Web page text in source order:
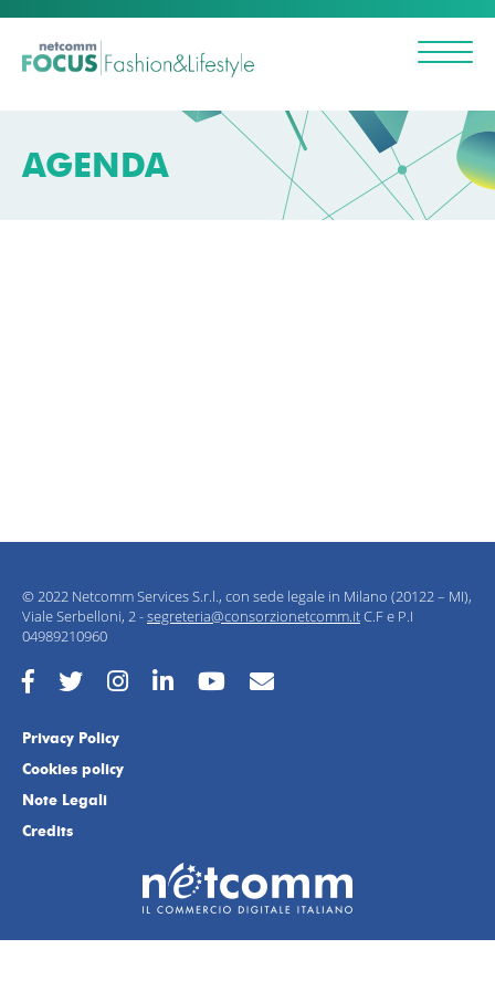
AGENDA
© 2022 Netcomm Services S.r.l., con sede legale in Milano (20122 – MI),
Viale Serbelloni, 2 -segreteria@consorzionetcomm.itC.F e P.I
04989210960
Privacy Policy
Cookies policy
Note Legali
Credits